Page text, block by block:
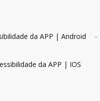
da APP | Android -
da APP | IOS